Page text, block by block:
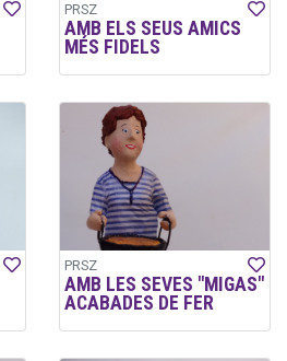
PRSZ
AMB ELS SEUS AMICS
MÉS FIDELS
PRSZ
AMB LES SEVES "MIGAS"
ACABADES DE FER